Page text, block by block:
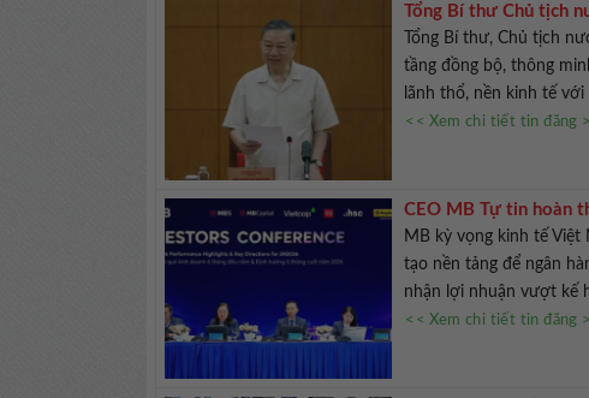
Tổng Bí thư Chủ tịch
hạ tầng
Tổng Bí thư, Chủ tịch
tầng đồng bộ, thông
lãnh thổ, nền kinh tế
<< Xem chi tiết tin đăng
CEO MB Tự tin hoàn
MB kỳ vọng kinh tế
tạo nền tảng để ngân
nhận lợi nhuận vượt kế
<< Xem chi tiết tin đăng